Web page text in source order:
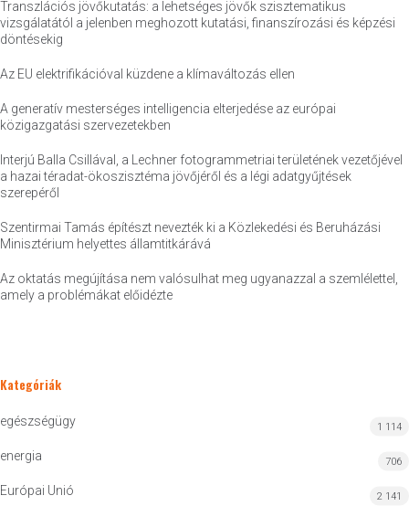
Transzlációs jövőkutatás: a lehetséges jövők szisztematikus
vizsgálatától a jelenben meghozott kutatási, finanszírozási és képzési
döntésekig
Az EU elektrifikációval küzdene a klímaváltozás ellen
A generatív mesterséges intelligencia elterjedése az európai
közigazgatási szervezetekben
Interjú Balla Csillával, a Lechner fotogrammetriai területének vezetőjével
a hazai téradat-ökoszisztéma jövőjéről és a légi adatgyűjtések
szerepéről
Szentirmai Tamás építészt nevezték ki a Közlekedési és Beruházási
Minisztérium helyettes államtitkárává
Az oktatás megújítása nem valósulhat meg ugyanazzal a szemlélettel,
amely a problémákat előidézte
Kategóriák
egészségügy 1 114
energia 706
Európai Unió 2 141